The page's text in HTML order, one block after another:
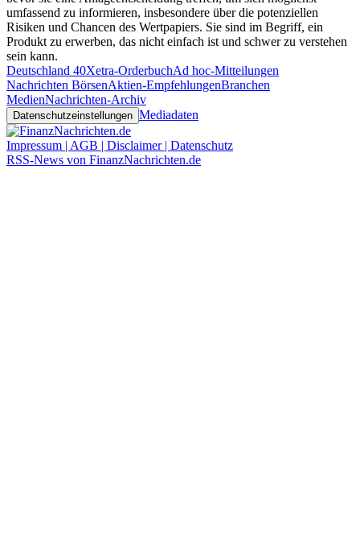
umfassend zu informieren, insbesondere über die potenziellen
Risiken und Chancen des Wertpapiers. Sie sind im Begriff, ein
Produkt zu erwerben, das nicht einfach ist und schwer zu verstehen
sein kann.
Deutschland 40Xetra-OrderbuchAd hoc-Mitteilungen
Nachrichten BörsenAktien-EmpfehlungenBranchen
MedienNachrichten-Archiv
Datenschutzeinstellungen Mediadaten
Impressum | AGB | Disclaimer | Datenschutz
RSS-News von FinanzNachrichten.de